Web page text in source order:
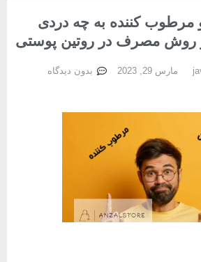
کننده به چه دردی
مصرف در روتین پوستی
مارس 29, 2023 بدون دیدگاه